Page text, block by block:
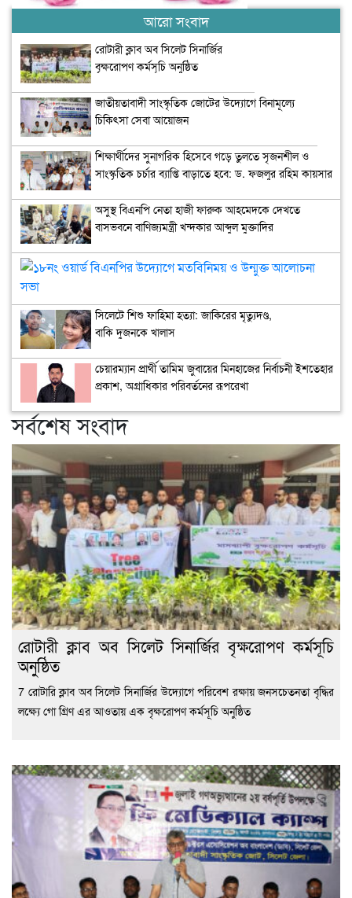
আরো সংবাদ
রোটারী ক্লাব অব সিলেট সিনার্জির
বৃক্ষরোপণ কর্মসূচি অনুষ্ঠিত
জাতীয়তাবাদী সাংস্কৃতিক জোটের উদ্যোগে বিনামূল্যে
চিকিৎসা সেবা আয়োজন
শিক্ষার্থীদের সুনাগরিক হিসেবে গড়ে তুলতে সৃজনশীল ও
সাংস্কৃতিক চর্চার ব্যাপ্তি বাড়াতে হবে: ড. ফজলুর রহিম কায়সার
অসুস্থ বিএনপি নেতা হাজী ফারুক আহমেদকে দেখতে
বাসভবনে বাণিজ্যমন্ত্রী খন্দকার আব্দুল মুক্তাদির
সিলেটে শিশু ফাহিমা হত্যা: জাকিরের মৃত্যুদণ্ড,
বাকি দুজনকে খালাস
চেয়ারম্যান প্রার্থী তামিম জুবায়ের মিনহাজের নির্বাচনী ইশতেহার
প্রকাশ, অগ্রাধিকার পরিবর্তনের রূপরেখা
সর্বশেষ সংবাদ
রোটারী ক্লাব অব সিলেট সিনার্জির বৃক্ষরোপণ কর্মসূচি
অনুষ্ঠিত
7 রোটারি ক্লাব অব সিলেট সিনার্জির উদ্যোগে পরিবেশ রক্ষায় জনসচেতনতা বৃদ্ধির
লক্ষ্যে গো গ্রিণ এর আওতায় এক বৃক্ষরোপণ কর্মসূচি অনুষ্ঠিত